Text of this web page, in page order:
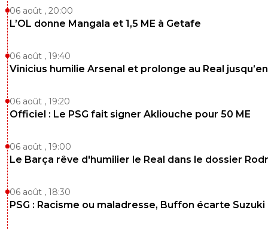
06 août , 20:00
L’OL donne Mangala et 1,5 ME à Getafe
06 août , 19:40
Vinicius humilie Arsenal et prolonge au Real
06 août , 19:20
Officiel : Le PSG fait signer Akliouche pour 50 ME
06 août , 19:00
Le Barça rêve d'humilier le Real dans le dossier
06 août , 18:30
PSG : Racisme ou maladresse, Buffon écarte Suzuki